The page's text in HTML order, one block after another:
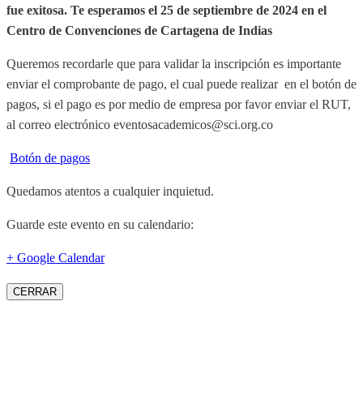
fue exitosa. Te esperamos el 25 de septiembre de 2024 en el
Centro de Convenciones de Cartagena de Indias
Queremos recordarle que para validar la inscripción es importante
enviar el comprobante de pago, el cual puede realizar en el botón de
pagos, si el pago es por medio de empresa por favor enviar el RUT,
al correo electrónico eventosacademicos@sci.org.co
Botón de pagos
Quedamos atentos a cualquier inquietud.
Guarde este evento en su calendario:
+ Google Calendar
CERRAR